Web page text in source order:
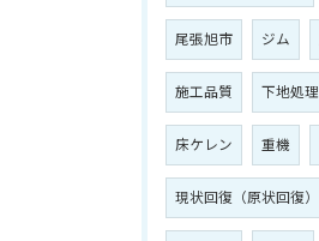
尾張旭市 ジム
施工品質 下地処理
床ケレン 重機
現状回復（原状回復）